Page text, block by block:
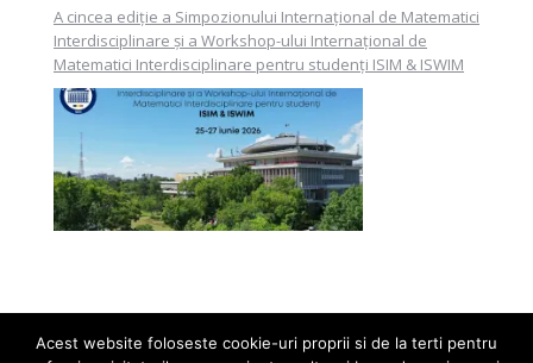
A cincea ediție a Simpozionului Internațional de Matematici
Interdisciplinare și a Workshop-ului Internațional de
Matematici Interdisciplinare pentru studenți ISIM & ISWIM
Acest website foloseste cookie-uri proprii si de la terti pentru